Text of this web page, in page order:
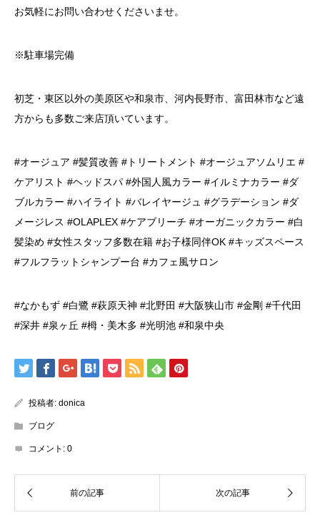
お気軽にお問い合わせくださいませ。
※駐車場完備
初芝・東区以外の美原区や和泉市、河内長野市、富田林市など遠
方からも多数ご来店頂いています。
#オージュア #髪質改善 #トリートメント #オージュアソムリエ #
ケアリスト #ヘッドスパ #外国人風カラー #イルミナカラー #ダ
ブルカラー #ハイライト #バレイヤージュ #グラデーション #ダ
メージレス #OLAPLEX #ケアブリーチ #オーガニックカラー #白
髪染め #女性スタッフ多数在籍 #お子様同伴OK #キッズスペース
#フルフラットシャンプー台 #カフェ風サロン
#なかもず #白鷺 #萩原天神 #北野田 #大阪狭山市 #金剛 #千代田
#深井 #泉ヶ丘 #栂・美木多 #光明池 #和泉中央
投稿者: donica
ブログ
コメント: 0